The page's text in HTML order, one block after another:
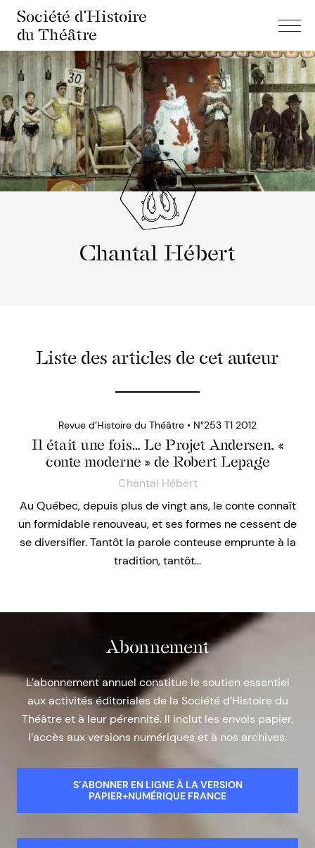
Société d'Histoire
du Théâtre
Chantal Hébert
Liste des articles de cet auteur
Revue d’Histoire du Théâtre • N°253 T1 2012
Il était une fois… Le Projet Andersen, «
conte moderne » de Robert Lepage
Chantal Hébert
Au Québec, depuis plus de vingt ans, le conte connaît
un formidable renouveau, et ses formes ne cessent de
se diversifier. Tantôt la parole conteuse emprunte à la
tradition, tantôt…
Abonnement
L’abonnement annuel constitue le soutien essentiel
aux activités éditoriales de la Société d’Histoire du
Théâtre et à leur pérennité. Il inclut les envois papier,
l’accès aux versions numériques et à nos archives.
S’ABONNER EN LIGNE À LA VERSION
PAPIER+NUMÉRIQUE FRANCE